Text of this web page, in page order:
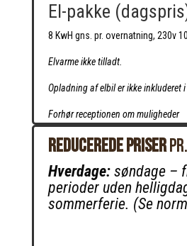
El-pakke
8 KwH gns. pr. overnatning, 230v
Elvarme ikke tilladt.
Opladning af elbil er ikke inkluderet i
Forhør receptionen om muligheder
Reducerede priser
Hverdage: søndage –
perioder uden
sommerferie. (Se